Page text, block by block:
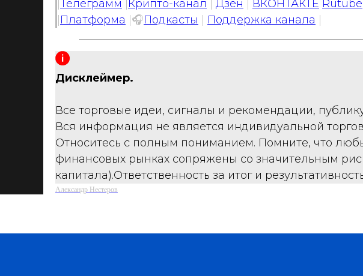
Телеграмм Крипто-канал Дзен ВКОНТАКТЕ Rutube
Платформа |🎧Подкасты Поддержка канала
Дисклеймер.
Все торговые идеи, сигналы и рекомендации,
Вся информация не является индивидуальной
Относитесь с полным пониманием. Помните, что
финансовых рынках сопряжены со значительным
капитала).Ответственность за итог и
Александр Нестеров